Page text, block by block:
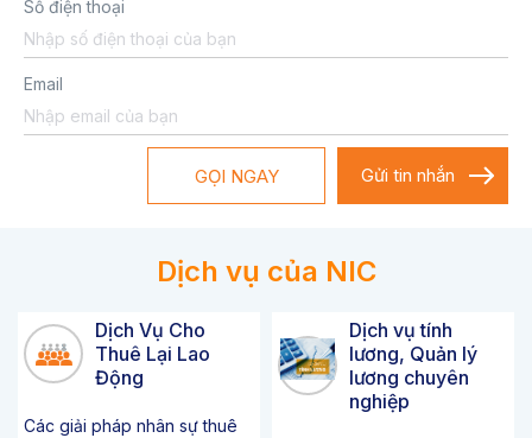
Số điện thoại
Email
GỌI NGAY
Dịch vụ của NIC
Dịch Vụ Cho
Thuê Lại Lao
Động
Các giải pháp nhân sự thuê
Dịch vụ tính
lương, Quản lý
lương chuyên
nghiệp